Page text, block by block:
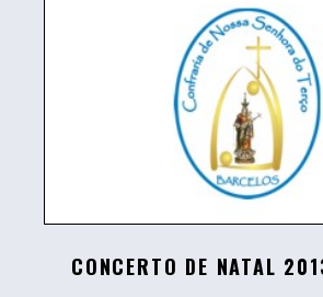
CONCERTO DE NATAL